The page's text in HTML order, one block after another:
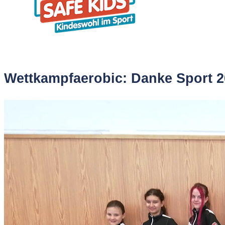
Wettkampfaerobic: Danke Sport